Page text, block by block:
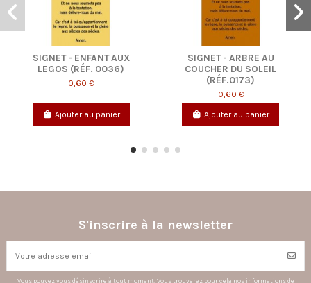
ENFANT AUX
(RÉF. 0036)
au panier
SIGNET - ARBRE AU
COUCHER DU SOLEIL
Ajouter au panier
S'inscrire à la newsletter
Vous pouvez vous désinscrire à tout moment. Vous trouverez pour cela nos informations de